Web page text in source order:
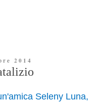
2014
Seleny Luna,